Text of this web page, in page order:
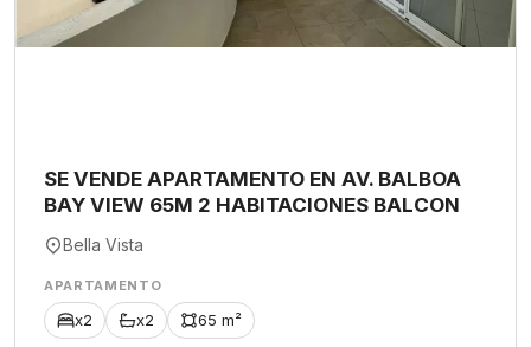
SE VENDE APARTAMENTO EN AV. BALBOA
BAY VIEW 65M 2 HABITACIONES BALCON
Bella Vista
APARTAMENTO
x2 x2 65 m²